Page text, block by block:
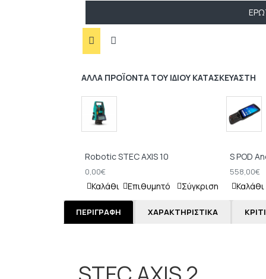
ΆΛΛΑ ΠΡΟΪΌΝΤΑ ΤΟΥ ΊΔΙΟΥ ΚΑΤΑΣΚΕΥΑΣΤΉ
Robotic STEC AXIS 10
0,00€
Καλάθι Επιθυμητό Σύγκριση
S POD
558,00€
Καλάθι
ΠΕΡΙΓΡΑΦΉ ΧΑΡΑΚΤΗΡΙΣΤΙΚΆ